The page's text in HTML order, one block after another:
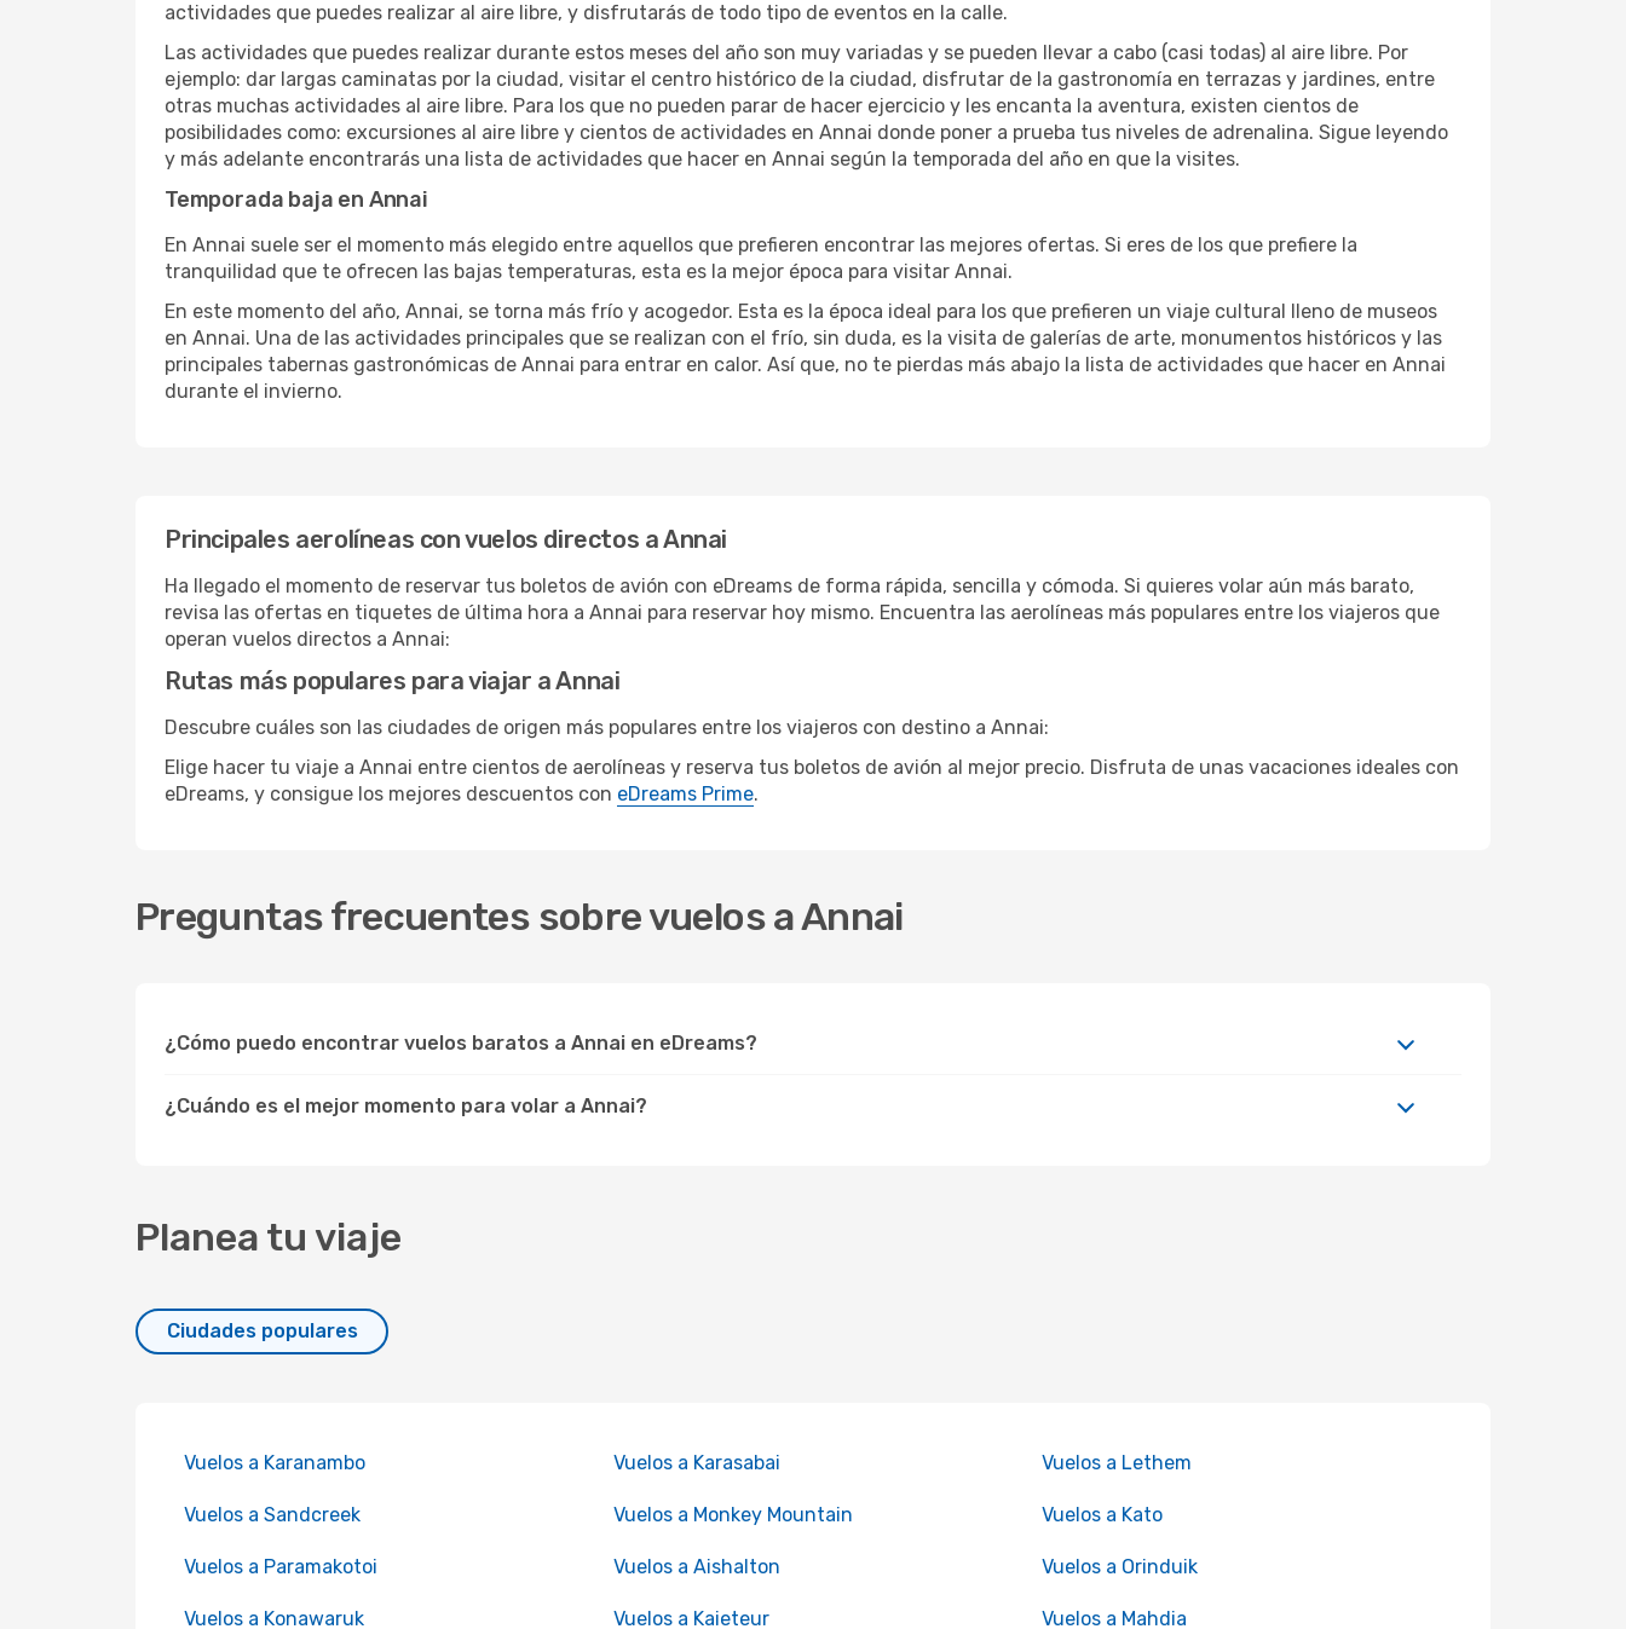
actividades que puedes realizar al aire libre, y disfrutarás de todo tipo de eventos en la calle.
Las actividades que puedes realizar durante estos meses del año son muy variadas y se pueden llevar a cabo (casi todas) al aire libre. Por
ejemplo: dar largas caminatas por la ciudad, visitar el centro histórico de la ciudad, disfrutar de la gastronomía en terrazas y jardines, entre
otras muchas actividades al aire libre. Para los que no pueden parar de hacer ejercicio y les encanta la aventura, existen cientos de
posibilidades como: excursiones al aire libre y cientos de actividades en Annai donde poner a prueba tus niveles de adrenalina. Sigue leyendo
y más adelante encontrarás una lista de actividades que hacer en Annai según la temporada del año en que la visites.
Temporada baja en Annai
En Annai suele ser el momento más elegido entre aquellos que prefieren encontrar las mejores ofertas. Si eres de los que prefiere la
tranquilidad que te ofrecen las bajas temperaturas, esta es la mejor época para visitar Annai.
En este momento del año, Annai, se torna más frío y acogedor. Esta es la época ideal para los que prefieren un viaje cultural lleno de museos
en Annai. Una de las actividades principales que se realizan con el frío, sin duda, es la visita de galerías de arte, monumentos históricos y las
principales tabernas gastronómicas de Annai para entrar en calor. Así que, no te pierdas más abajo la lista de actividades que hacer en Annai
durante el invierno.
Principales aerolíneas con vuelos directos a Annai
Ha llegado el momento de reservar tus boletos de avión con eDreams de forma rápida, sencilla y cómoda. Si quieres volar aún más barato,
revisa las ofertas en tiquetes de última hora a Annai para reservar hoy mismo. Encuentra las aerolíneas más populares entre los viajeros que
operan vuelos directos a Annai:
Rutas más populares para viajar a Annai
Descubre cuáles son las ciudades de origen más populares entre los viajeros con destino a Annai:
Elige hacer tu viaje a Annai entre cientos de aerolíneas y reserva tus boletos de avión al mejor precio. Disfruta de unas vacaciones ideales con
eDreams, y consigue los mejores descuentos con eDreams Prime.
Preguntas frecuentes sobre vuelos a Annai
¿Cómo puedo encontrar vuelos baratos a Annai en eDreams?
¿Cuándo es el mejor momento para volar a Annai?
Planea tu viaje
Ciudades populares
Vuelos a Karanambo Vuelos a Karasabai Vuelos a Lethem
Vuelos a Sandcreek Vuelos a Monkey Mountain Vuelos a Kato
Vuelos a Paramakotoi Vuelos a Aishalton Vuelos a Orinduik
Vuelos a Konawaruk Vuelos a Kaieteur Vuelos a Mahdia